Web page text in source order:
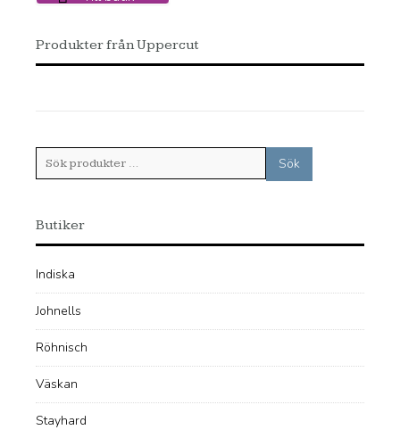
Produkter från Uppercut
Sök
efter:
Sök
Butiker
Indiska
Johnells
Röhnisch
Väskan
Stayhard